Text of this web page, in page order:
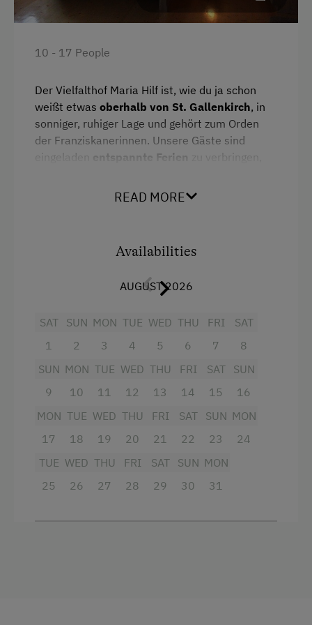
10 - 17 People
Der Vielfalthof Maria Hilf ist, wie du ja schon
weißt etwas oberhalb von St. Gallenkirch, in
sonniger, ruhiger Lage und gehört zum Orden
der Franziskanerinnen. Unsere Gäste sind
eingeladen
entspannte Ferien
zu verbringen,
betreiben oder Ihr Seminarbei uns
saniert. Eine mit Geschirrspüler, E-Herd,
ausgestattete Küche wurde ebenso, wie
Schlafzimmer wurden neu möbliertund mit viel
geschaffen.
Bettwäsche und Handtücher sind
genügend vorhanden.
Die
gemütliche, originale Montafoner Stube
dient als Aufenthaltsraum und Speisezimmer. In
eine hochwertige Couch, die bei Bedarf als
Einzel- oder Doppelbett genutzt werden kann.
Das 5. Schlafzimmer ist eine 10m² große
READ MORE
Availabilities
AUGUST 2026
SAT
1
SUN
2
MON
3
TUE
4
WED
5
THU
6
FRI
7
SAT
8
SUN
9
MON
10
TUE
11
WED
12
THU
13
FRI
14
SAT
15
SUN
16
MON
17
TUE
18
WED
19
THU
20
FRI
21
SAT
22
SUN
23
MON
24
TUE
25
WED
26
THU
27
FRI
28
SAT
29
SUN
30
MON
31